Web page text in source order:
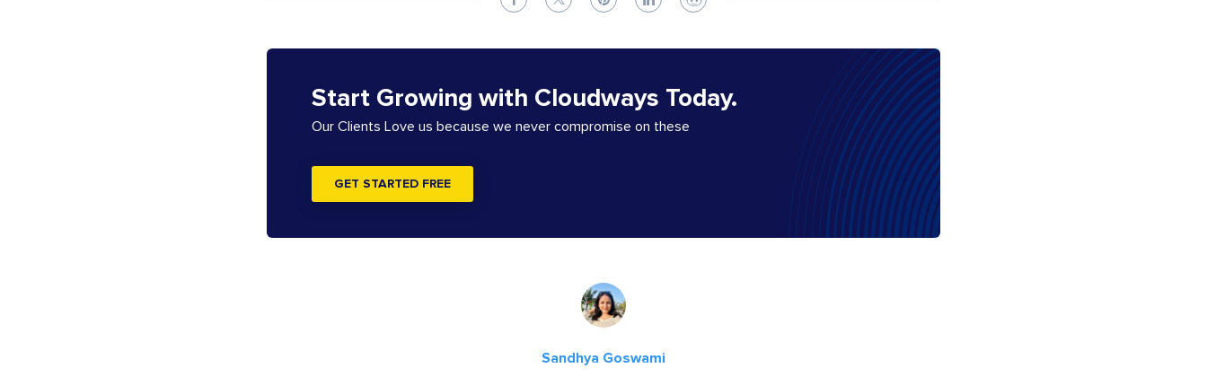
Start Growing with Cloudways Today.
Our Clients Love us because we never compromise on these
GET STARTED FREE
Sandhya Goswami